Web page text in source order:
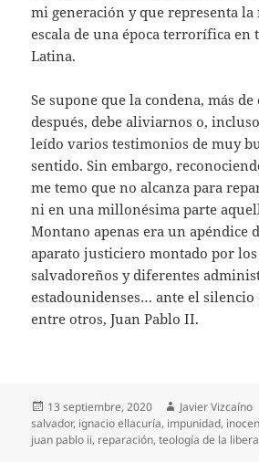
mi generación y que representa
escala de una época terrorífica en
Latina.
Se supone que la condena, más
después, debe aliviarnos o,
leído varios testimonios de muy
sentido. Sin embargo,
me temo que no alcanza para
ni en una millonésima parte
Montano apenas era un apéndice
aparato justiciero montado por
salvadoreños y diferentes
estadounidenses… ante el silencio
entre otros, Juan Pablo II.
Publicado
el
13 septiembre, 2020 Autor
Javier Vizcaíno
salvador, ignacio ellacuría, impunidad,
juan pablo ii, reparación,teología de la